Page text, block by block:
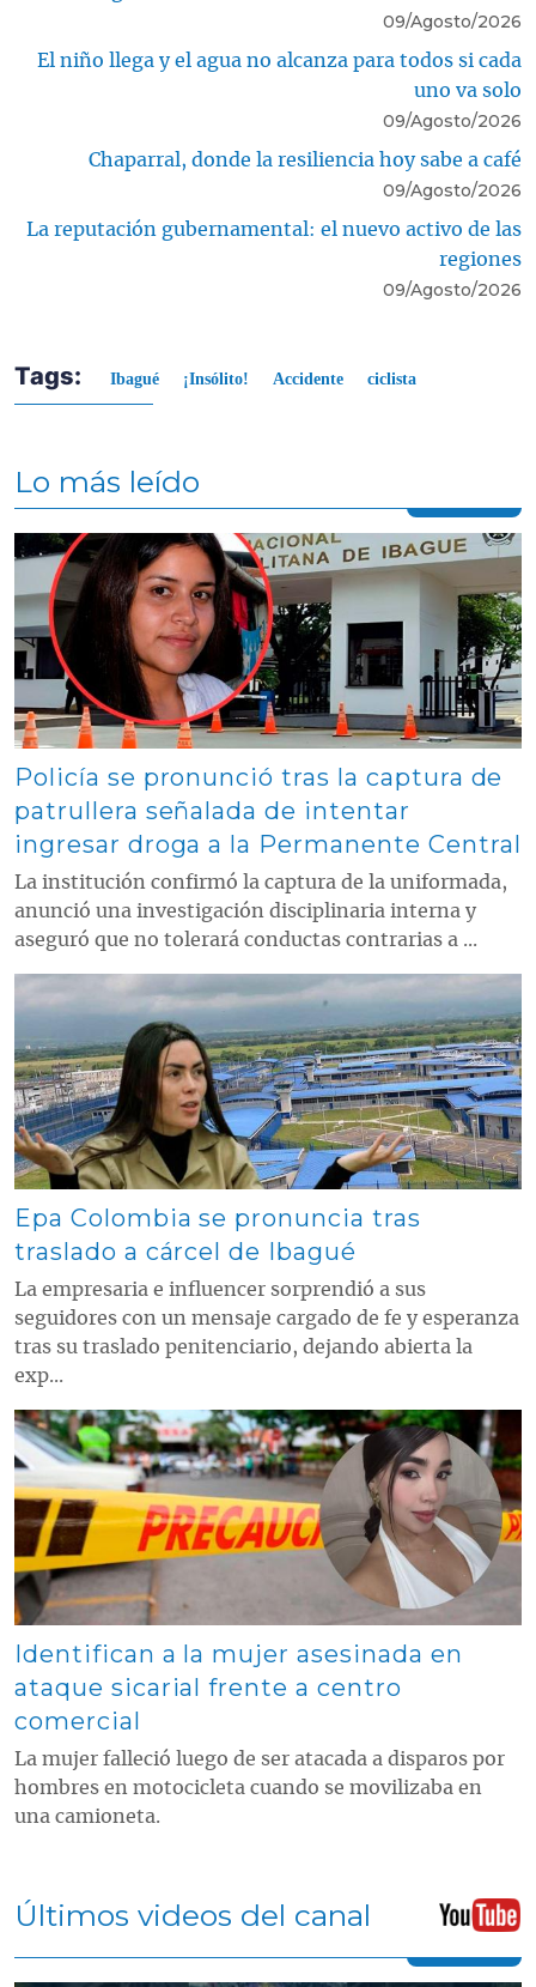
09/Agosto/2026
El niño llega y el agua no alcanza para todos si cada
uno va solo
09/Agosto/2026
Chaparral, donde la resiliencia hoy sabe a café
09/Agosto/2026
La reputación gubernamental: el nuevo activo de las
regiones
09/Agosto/2026
Tags: Ibagué ¡Insólito! Accidente ciclista
Lo más leído
Contenido multimedia principal
Policía se pronunció tras la captura de
patrullera señalada de intentar
ingresar droga a la Permanente Central
La institución confirmó la captura de la uniformada,
anunció una investigación disciplinaria interna y
aseguró que no tolerará conductas contrarias a ...
Contenido multimedia principal
Epa Colombia se pronuncia tras
traslado a cárcel de Ibagué
La empresaria e influencer sorprendió a sus
seguidores con un mensaje cargado de fe y esperanza
tras su traslado penitenciario, dejando abierta la
exp...
Contenido multimedia principal
Identifican a la mujer asesinada en
ataque sicarial frente a centro
comercial
La mujer falleció luego de ser atacada a disparos por
hombres en motocicleta cuando se movilizaba en
una camioneta.
Últimos videos del canal